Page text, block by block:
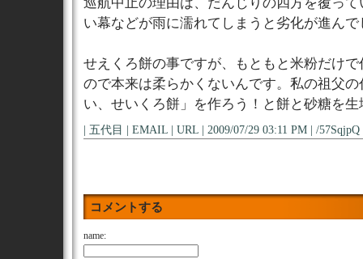
い幕などが雨に濡れてしまうと劣化が進ん
せえくろ餅の事ですが、もともと米粉だけ
ので本来は柔らかくないんです。私の祖父
い、せいくろ餅」を作ろう！と餅と砂糖を
| 五代目 | EMAIL | URL | 2009/07/29 03:11 PM | /57SqjpQ
コメントする
name: